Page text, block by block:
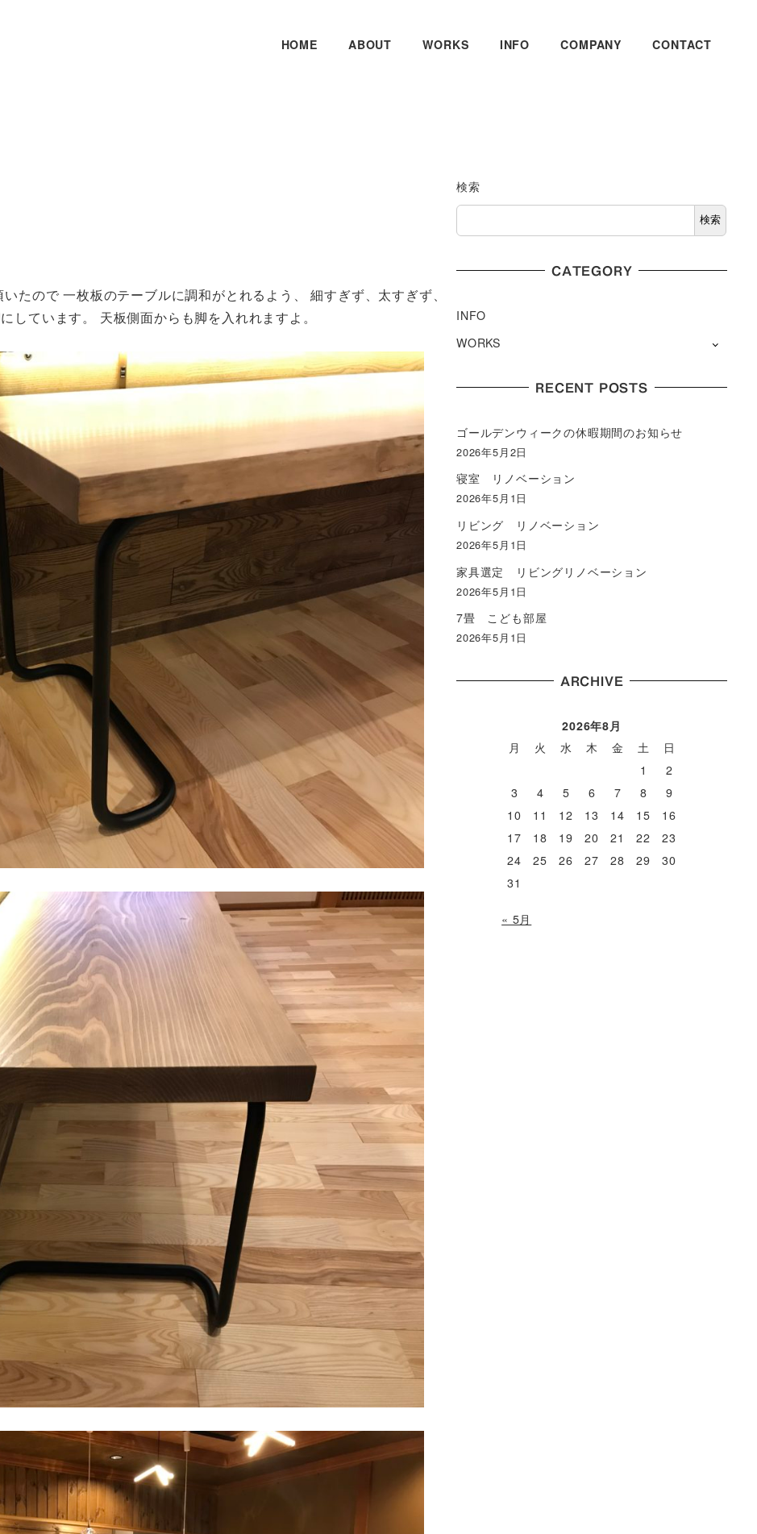
HOME ABOUT WORKS INFO COMPANY CONTACT
たので 一枚板のテーブルに調和がとれるよう、 細すぎず、太すぎず、
ています。 天板側面からも脚を入れれますよ。
検索
検索
CATEGORY
INFO
WORKS
RECENT POSTS
ゴールデンウィークの休暇期間のお知らせ
2026年5月2日
寝室 リノベーション
2026年5月1日
リビング リノベーション
2026年5月1日
家具選定 リビングリノベーション
2026年5月1日
7畳 こども部屋
2026年5月1日
ARCHIVE
2026年8月
月
火 水 木 金 土
日
1
2
3
4 5 6 7 8
9
10
11 12 13 14 15
16
17
18 19 20 21 22
23
24
25 26 27 28 29
30
31
« 5月